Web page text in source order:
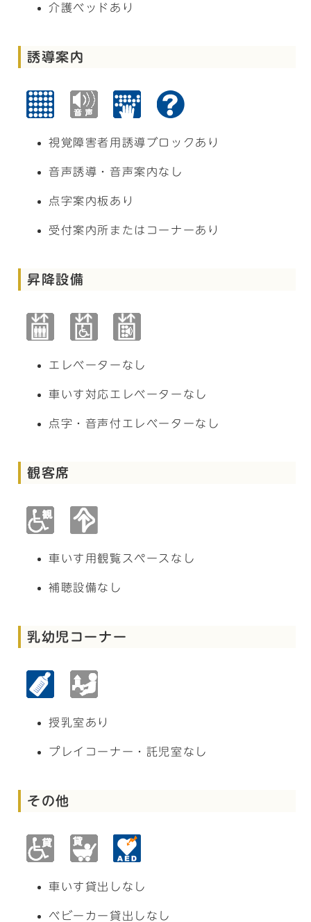
介護ベッドあり
誘導案内
視覚障害者用誘導ブロックあり
音声誘導・音声案内なし
点字案内板あり
受付案内所またはコーナーあり
昇降設備
エレベーターなし
車いす対応エレベーターなし
点字・音声付エレベーターなし
観客席
車いす用観覧スペースなし
補聴設備なし
乳幼児コーナー
授乳室あり
プレイコーナー・託児室なし
その他
車いす貸出しなし
ベビーカー貸出しなし